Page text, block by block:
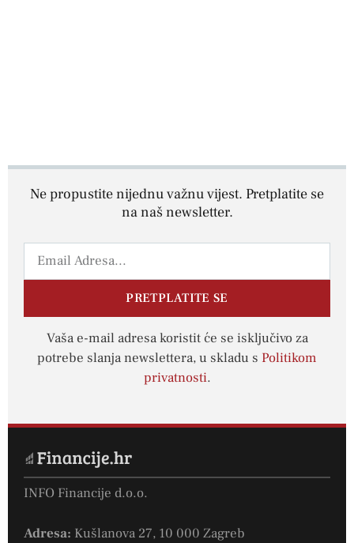
Ne propustite nijednu važnu vijest. Pretplatite se
na naš newsletter.
PRETPLATITE SE
Vaša e-mail adresa koristit će se isključivo za
potrebe slanja newslettera, u skladu s Politikom
privatnosti.
INFO Financije d.o.o.
Adresa: Kušlanova 27, 10 000 Zagreb